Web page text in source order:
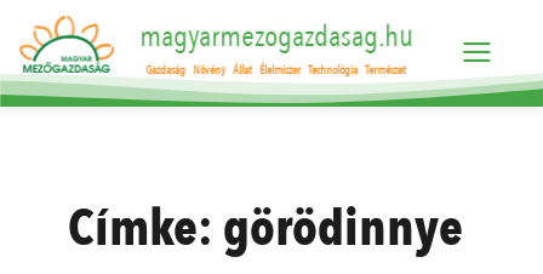
magyarmezogazdasag.hu
Gazdaság Növény Állat Élelmiszer Technológia Természet
Címke: görödinnye